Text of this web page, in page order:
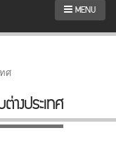
MENU
ศ
งประเทศ